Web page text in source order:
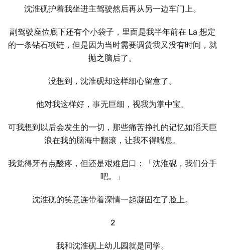
沈淮砚护着我坐进主驾驶然后再从另一边车门上。
副驾驶座位底下还有个小袋子，里面是我半年前在 La 想定
的一条钻石项链，但是因为当时需要调货我又没有时间，就
抛之脑后了。
没想到，沈淮砚却这样细心留意了。
他对我这样好，事无巨细，视我为掌中宝。
可我想到以后会发生的一切，那些痛苦挣扎的记忆如滔天巨
浪在我的脑海中翻滚，让我不得喘息。
我觉得牙有点酸疼，但还是艰难启口：「沈淮砚，我们分手
吧。」
沈淮砚的笑意连带着深情一起凝固在了脸上。
2
我和沈淮砚上幼儿园就是同学。